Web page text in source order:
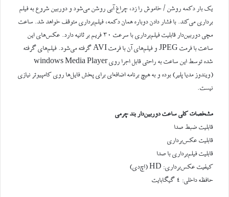
یک بار دکمه روشن / خاموش را زد، چراغ آبی روشن می‌شود و دوربین شروع به فیلم
برداری می‌کند. با فشار دادن دوباره همان دکمه، فیلم‌برداری متوقف خواهد شد. ساعت
مچی دوربین‌دار قابلیت فیلم‌برداری با سرعت ۳۰ فریم‌ بر‌ ثانیه دارد. عکس‌های این
ساعت با فرمت JPEG و فیلم‌های آن با فرمت AVI گرفته می‌شود. فیلم‌های گرفته
شده توسط این ساعت به‌ راحتی قابل اجرا روی windows Media Player
(ویندوز مدیا پلیر) بوده و به هیچ برنامه اضافه‌ای برای پخش فایل‌ها روی کامپیوتر نیازی
نیست.
مشخصات کلی ساعت دوربین‌دار بند چرمی
قابلیت ضبط صدا
قابلیت عکس‌برداری
قابلیت فیلم‌برداری با صدا
کیفیت عکس‌برداری: HD (اچ‌دی)
حافظه داخلی: ۴ گیگابایت